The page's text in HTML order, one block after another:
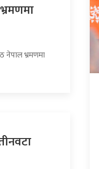
नेपाल भ्रमणमा